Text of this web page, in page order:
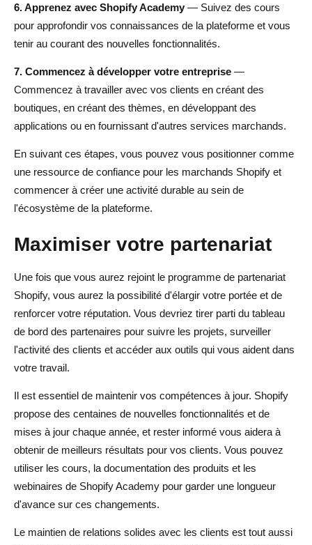
6. Apprenez avec Shopify Academy — Suivez des cours
pour approfondir vos connaissances de la plateforme et vous
tenir au courant des nouvelles fonctionnalités.
7. Commencez à développer votre entreprise —
Commencez à travailler avec vos clients en créant des
boutiques, en créant des thèmes, en développant des
applications ou en fournissant d'autres services marchands.
En suivant ces étapes, vous pouvez vous positionner comme
une ressource de confiance pour les marchands Shopify et
commencer à créer une activité durable au sein de
l'écosystème de la plateforme.
Maximiser votre partenariat
Une fois que vous aurez rejoint le programme de partenariat
Shopify, vous aurez la possibilité d'élargir votre portée et de
renforcer votre réputation. Vous devriez tirer parti du tableau
de bord des partenaires pour suivre les projets, surveiller
l'activité des clients et accéder aux outils qui vous aident dans
votre travail.
Il est essentiel de maintenir vos compétences à jour. Shopify
propose des centaines de nouvelles fonctionnalités et de
mises à jour chaque année, et rester informé vous aidera à
obtenir de meilleurs résultats pour vos clients. Vous pouvez
utiliser les cours, la documentation des produits et les
webinaires de Shopify Academy pour garder une longueur
d'avance sur ces changements.
Le maintien de relations solides avec les clients est tout aussi